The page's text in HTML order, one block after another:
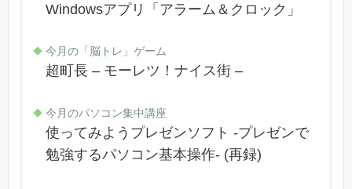
Windowsアプリ「アラーム＆クロック」
今月の「脳トレ」ゲーム
超町長 – モーレツ！ナイス街 –
今月のパソコン集中講座
使ってみようプレゼンソフト -プレゼンで
勉強するパソコン基本操作- (再録)